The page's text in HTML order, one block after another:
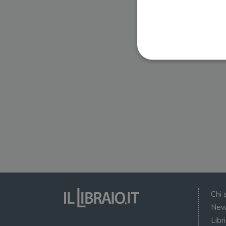
Chi
I cookie strettamente
wordpress_sec_[hash]
CookieScriptConsent